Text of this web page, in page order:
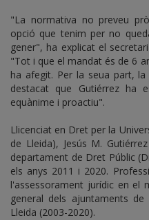
"La normativa no preveu
opció que tenim per no
gener", ha explicat el
"Tot i que el mandat és de 6
ha afegit. Per la seua part,
destacat que Gutiérrez ha
equànime i proactiu".
Llicenciat en Dret per la
de Lleida), Jesús M.
departament de Dret Públic
els anys 2011 i 2020.
l'assessorament jurídic en el
general dels ajuntaments
Lleida (2003-2020).